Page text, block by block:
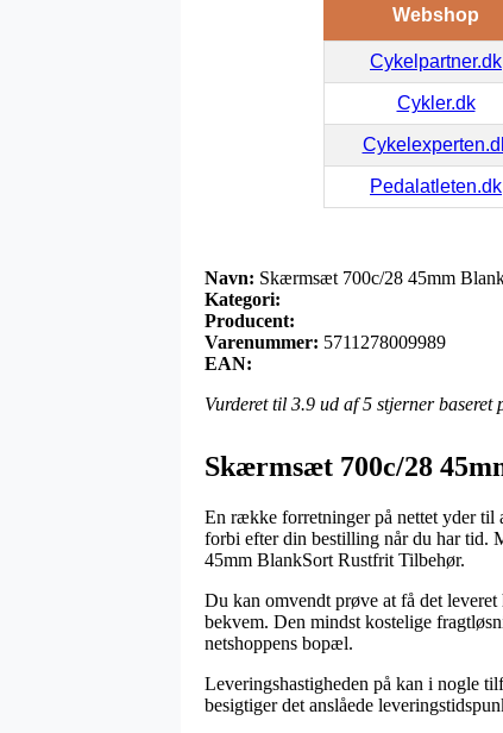
Webshop
Cykelpartner.dk
Cykler.dk
Pedalatleten.dk
Navn: Skærmsæt 700c/28 45mm
Kategori:
Producent:
Varenummer: 5711278009989
EAN:
Vurderet til 3.9 ud af 5 stjerner baseret
Skærmsæt 700c/28
En række forretninger på nettet yder til
forbi efter din bestilling når du har tid.
45mm BlankSort Rustfrit Tilbehør.
Du kan omvendt prøve at få det
bekvem. Den mindst kostelige
netshoppens bopæl.
Leveringshastigheden på kan i nogle
besigtiger det anslåede